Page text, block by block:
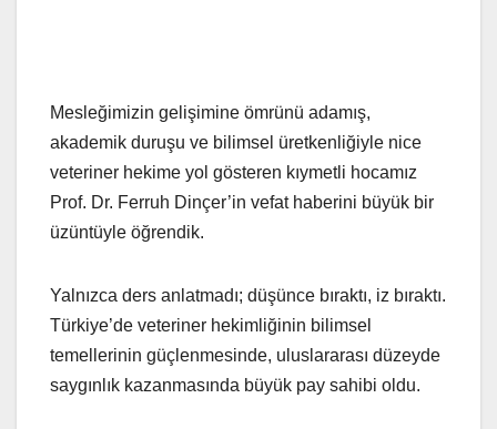
Mesleğimizin gelişimine ömrünü adamış,
akademik duruşu ve bilimsel üretkenliğiyle nice
veteriner hekime yol gösteren kıymetli hocamız
Prof. Dr. Ferruh Dinçer’in vefat haberini büyük bir
üzüntüyle öğrendik.
Yalnızca ders anlatmadı; düşünce bıraktı, iz bıraktı.
Türkiye’de veteriner hekimliğinin bilimsel
temellerinin güçlenmesinde, uluslararası düzeyde
saygınlık kazanmasında büyük pay sahibi oldu.